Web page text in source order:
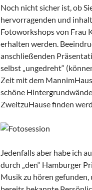
Noch nicht sicher ist, ob
hervorragenden und
Fotoworkshops von Frau
erhalten werden.
anschließenden
selbst „ungedreht“
Zeit mit dem
schöne
ZweitzuHause finden
Jedenfalls aber habe ich
durch „den“ Hamburger
Musik zu hören gefunden,